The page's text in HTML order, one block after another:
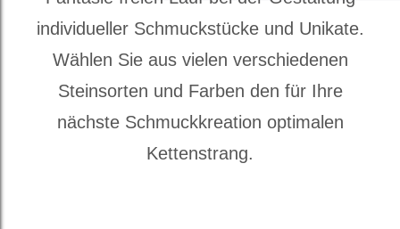
individueller Schmuckstücke und Unikate.
Wählen Sie aus vielen verschiedenen
Steinsorten und Farben den für Ihre
nächste Schmuckkreation optimalen
Kettenstrang.